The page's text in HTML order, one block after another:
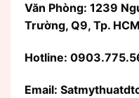
Văn Phòng: 1239
Trường, Q9, Tp. HCM
Hotline:
Email: